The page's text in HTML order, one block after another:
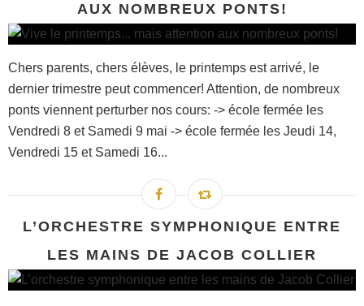
AUX NOMBREUX PONTS!
Chers parents, chers élèves, le printemps est arrivé, le
dernier trimestre peut commencer! Attention, de nombreux
ponts viennent perturber nos cours: -> école fermée les
Vendredi 8 et Samedi 9 mai -> école fermée les Jeudi 14,
Vendredi 15 et Samedi 16...
L’ORCHESTRE SYMPHONIQUE ENTRE
LES MAINS DE JACOB COLLIER